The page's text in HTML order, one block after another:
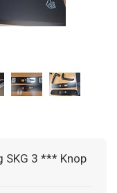
SKG 3 *** Knop